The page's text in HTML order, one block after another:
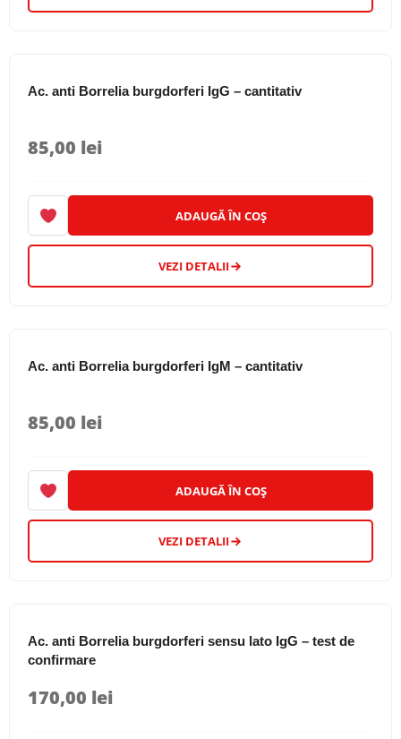
Ac. anti Borrelia burgdorferi IgG – cantitativ
85,00 lei
ADAUGĂ ÎN COȘ
VEZI DETALII
Ac. anti Borrelia burgdorferi IgM – cantitativ
85,00 lei
ADAUGĂ ÎN COȘ
VEZI DETALII
Ac. anti Borrelia burgdorferi sensu lato IgG – test de
confirmare
170,00 lei